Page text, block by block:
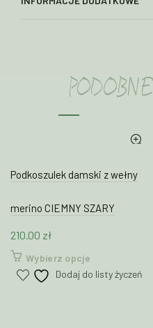
Podkoszulek damski z wełny
merino CIEMNY SZARY
210.00 zł
Wybierz opcjeTen
produkt
Dodaj do listy życzeń